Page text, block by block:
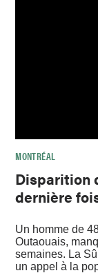
MONTRÉAL
Disparition
dernière
Un homme de
Outaouais,
semaines. La
un appel à la